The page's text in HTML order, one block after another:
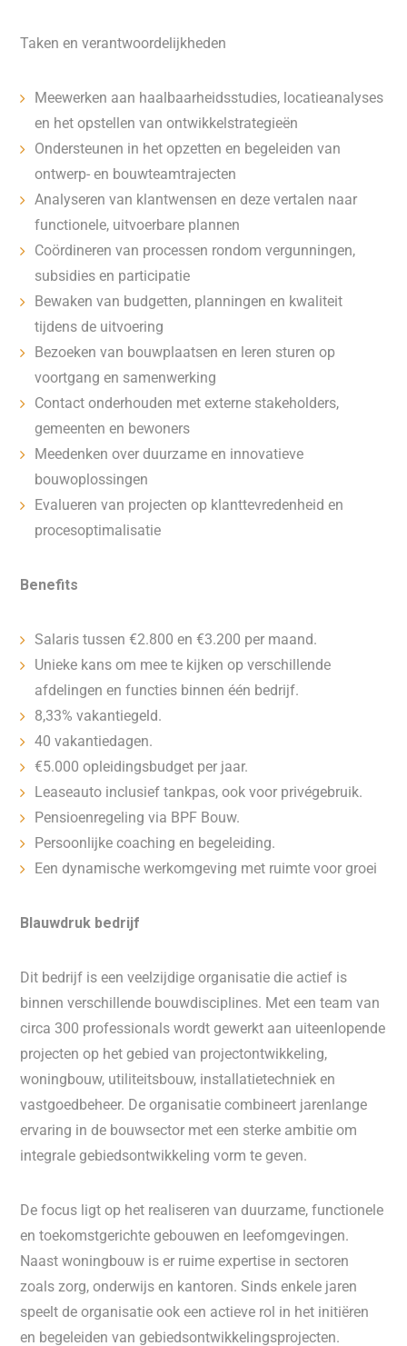
Taken en verantwoordelijkheden
Meewerken aan haalbaarheidsstudies, locatieanalyses
en het opstellen van ontwikkelstrategieën
Ondersteunen in het opzetten en begeleiden van
ontwerp- en bouwteamtrajecten
Analyseren van klantwensen en deze vertalen naar
functionele, uitvoerbare plannen
Coördineren van processen rondom vergunningen,
subsidies en participatie
Bewaken van budgetten, planningen en kwaliteit
tijdens de uitvoering
Bezoeken van bouwplaatsen en leren sturen op
voortgang en samenwerking
Contact onderhouden met externe stakeholders,
gemeenten en bewoners
Meedenken over duurzame en innovatieve
bouwoplossingen
Evalueren van projecten op klanttevredenheid en
procesoptimalisatie
Benefits
Salaris tussen €2.800 en €3.200 per maand.
Unieke kans om mee te kijken op verschillende
afdelingen en functies binnen één bedrijf.
8,33% vakantiegeld.
40 vakantiedagen.
€5.000 opleidingsbudget per jaar.
Leaseauto inclusief tankpas, ook voor privégebruik.
Pensioenregeling via BPF Bouw.
Persoonlijke coaching en begeleiding.
Een dynamische werkomgeving met ruimte voor groei
Blauwdruk bedrijf
Dit bedrijf is een veelzijdige organisatie die actief is
binnen verschillende bouwdisciplines. Met een team van
circa 300 professionals wordt gewerkt aan uiteenlopende
projecten op het gebied van projectontwikkeling,
woningbouw, utiliteitsbouw, installatietechniek en
vastgoedbeheer. De organisatie combineert jarenlange
ervaring in de bouwsector met een sterke ambitie om
integrale gebiedsontwikkeling vorm te geven.
De focus ligt op het realiseren van duurzame, functionele
en toekomstgerichte gebouwen en leefomgevingen.
Naast woningbouw is er ruime expertise in sectoren
zoals zorg, onderwijs en kantoren. Sinds enkele jaren
speelt de organisatie ook een actieve rol in het initiëren
en begeleiden van gebiedsontwikkelingsprojecten.